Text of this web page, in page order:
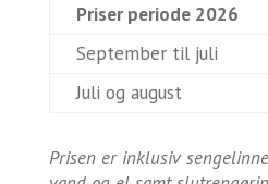
Priser periode 2026
September til juli
Juli og august
Prisen er inklusiv